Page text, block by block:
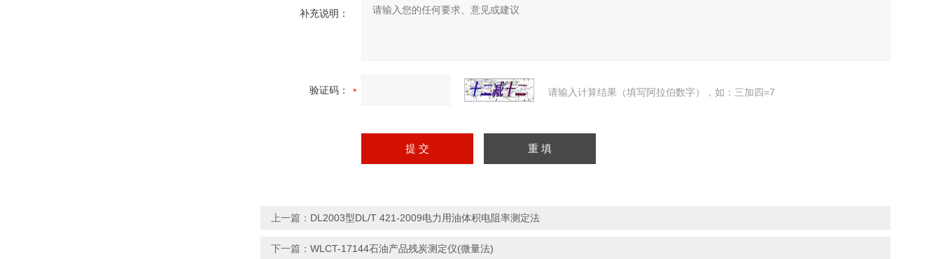
补充说明：
验证码： 请输入计算结果（填写阿拉伯数字），如：三加四=7
上一篇： DL2003型DL/T 421-2009电力用油体积电阻率测定法
下一篇： WLCT-17144石油产品残炭测定仪(微量法)